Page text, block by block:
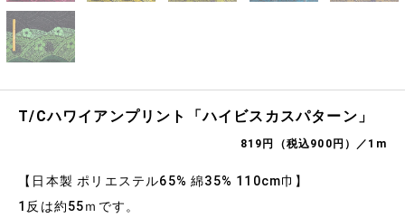
T/Cハワイアンプリント「ハイビスカスパターン」
819円（税込900円）／1m
【日本製 ポリエステル65% 綿35% 110cm巾】
1反は約55ｍです。